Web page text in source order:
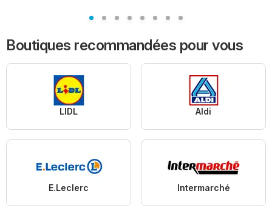
Boutiques recommandées pour vous
LIDL Aldi
E.Leclerc Intermarché